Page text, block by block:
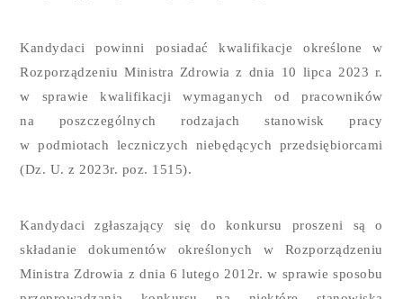
Kandydaci powinni posiadać kwalifikacje określone w
Rozporządzeniu Ministra Zdrowia z dnia 10 lipca 2023 r.
w sprawie kwalifikacji wymaganych od pracowników
na poszczególnych rodzajach stanowisk pracy
w podmiotach leczniczych niebędących przedsiębiorcami
(Dz. U. z 2023r. poz. 1515).
Kandydaci zgłaszający się do konkursu proszeni są o
składanie dokumentów określonych w Rozporządzeniu
Ministra Zdrowia z dnia 6 lutego 2012r. w sprawie sposobu